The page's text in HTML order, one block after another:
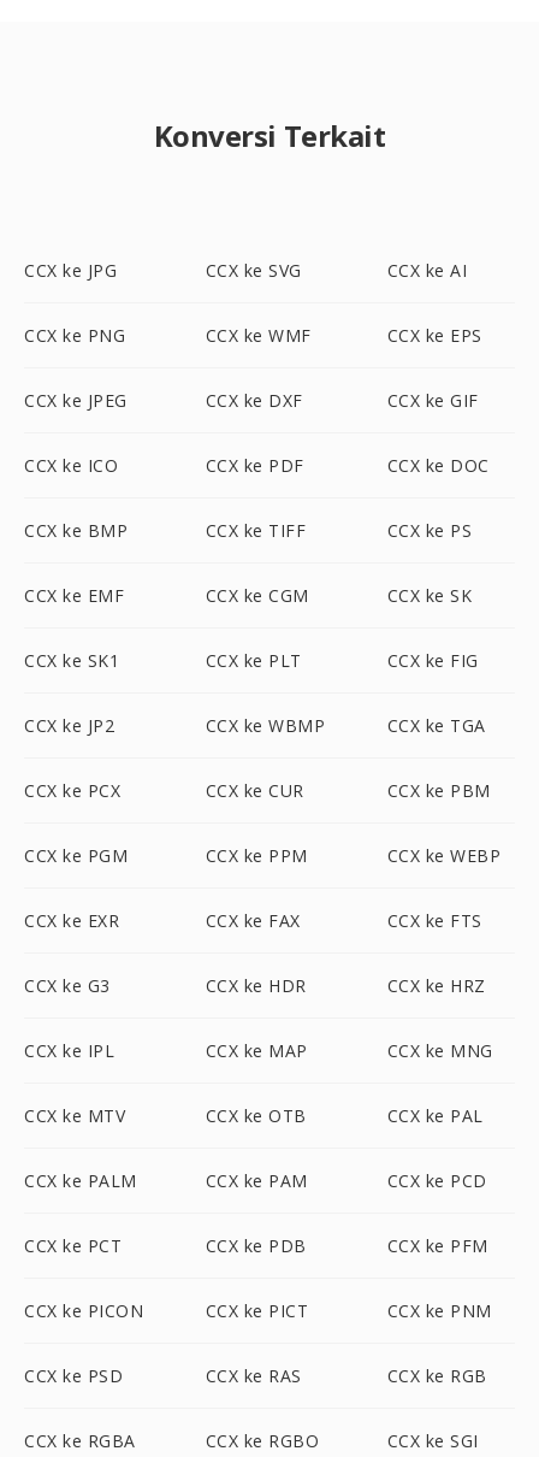
Konversi Terkait
CCX ke JPG CCX ke SVG CCX ke AI
CCX ke PNG CCX ke WMF CCX ke EPS
CCX ke JPEG CCX ke DXF CCX ke GIF
CCX ke ICO CCX ke PDF CCX ke DOC
CCX ke BMP CCX ke TIFF CCX ke PS
CCX ke EMF CCX ke CGM CCX ke SK
CCX ke SK1 CCX ke PLT CCX ke FIG
CCX ke JP2 CCX ke WBMP CCX ke TGA
CCX ke PCX CCX ke CUR CCX ke PBM
CCX ke PGM CCX ke PPM CCX ke WEBP
CCX ke EXR CCX ke FAX CCX ke FTS
CCX ke G3 CCX ke HDR CCX ke HRZ
CCX ke IPL CCX ke MAP CCX ke MNG
CCX ke MTV CCX ke OTB CCX ke PAL
CCX ke PALM CCX ke PAM CCX ke PCD
CCX ke PCT CCX ke PDB CCX ke PFM
CCX ke PICON CCX ke PICT CCX ke PNM
CCX ke PSD CCX ke RAS CCX ke RGB
CCX ke RGBA CCX ke RGBO CCX ke SGI